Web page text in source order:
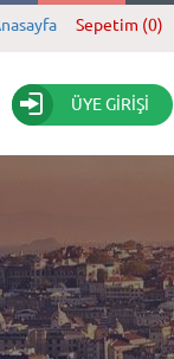
Sepetim (0)
ÜYE GİRİŞİ